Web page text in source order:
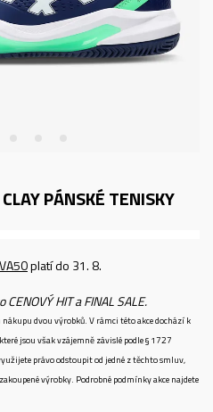
PÁNSKÉ TENISKY
platí do 31. 8.
HIT a FINAL SALE.
dvou výrobků. V rámci této akce dochází k
jsou však vzájemně závislé podle § 1727
právo odstoupit od jedné z těchto smluv,
výrobky. Podrobné podmínky akce najdete